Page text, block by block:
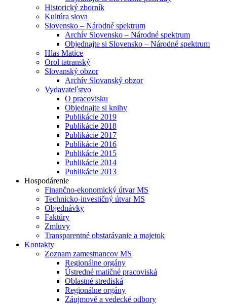
Historický zborník
Kultúra slova
Slovensko – Národné spektrum
Archív Slovensko – Národné spektrum
Objednajte si Slovensko – Národné spektrum
Hlas Matice
Orol tatranský
Slovanský obzor
Archív Slovanský obzor
Vydavateľstvo
O pracovisku
Objednajte si knihy
Publikácie 2019
Publikácie 2018
Publikácie 2017
Publikácie 2016
Publikácie 2015
Publikácie 2014
Publikácie 2013
Hospodárenie
Finančno-ekonomický útvar MS
Technicko-investičný útvar MS
Objednávky
Faktúry
Zmluvy
Transparentné obstarávanie a majetok
Kontakty
Zoznam zamestnancov MS
Regionálne orgány
Ústredné matičné pracoviská
Oblastné strediská
Regionálne orgány
Záujmové a vedecké odbory